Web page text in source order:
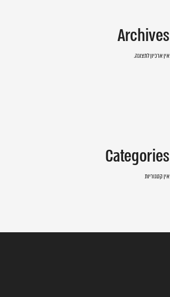
Archives
אין ארכיון לתצוגה.
Categories
אין קטגוריות